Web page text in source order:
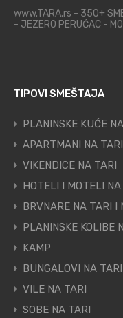
www.TARA.rs - 350+
- JEZERO PERUĆAC -
TIPOVI SMEŠTAJA
PLANINSKE KUĆE
APARTMANI NA TARI
VIKENDICE NA TARI
HOTELI I MOTELI NA
BRVNARE NA TARI I
PLANINSKE KOLIBE
KAMP
BUNGALOVI NA TARI
VILE NA TARI
SOBE NA TARI